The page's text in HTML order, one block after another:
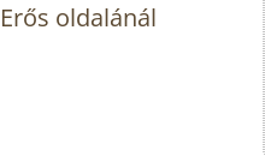
oldalánál